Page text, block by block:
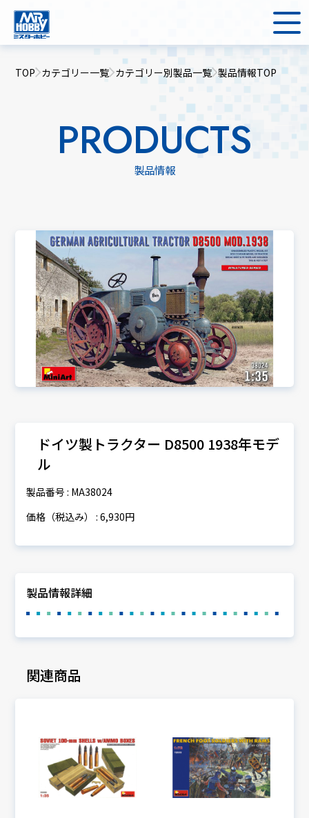
TOP カテゴリー一覧 カテゴリー別製品一覧 製品情報TOP
PRODUCTS
製品情報
ドイツ製トラクター D8500 1938年モデ
ル
製品番号 : MA38024
価格（税込み） : 6,930円
製品情報詳細
関連商品